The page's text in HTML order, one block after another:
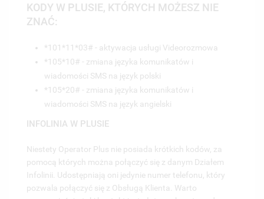
KODY W PLUSIE, KTÓRYCH MOŻESZ NIE
ZNAĆ:
*101*11*03# - aktywacja usługi Videorozmowa
*105*10# - zmiana języka komunikatów i
wiadomości SMS na język polski
*105*20# - zmiana języka komunikatów i
wiadomości SMS na język angielski
INFOLINIA W PLUSIE
Niestety Operator Plus nie posiada krótkich kodów, za
pomocą których można połączyć się z danym Działem
Infolinii. Udostępniają oni jedynie numer telefonu, który
pozwala połączyć się z Obsługą Klienta. Warto